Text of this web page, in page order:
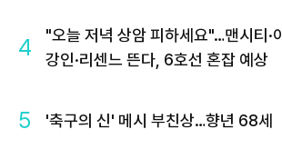
4
"오늘 저녁 상암 피하세요"…맨시티·이
강인·리센느 뜬다, 6호선 혼잡 예상
5 '축구의 신' 메시 부친상…향년 68세